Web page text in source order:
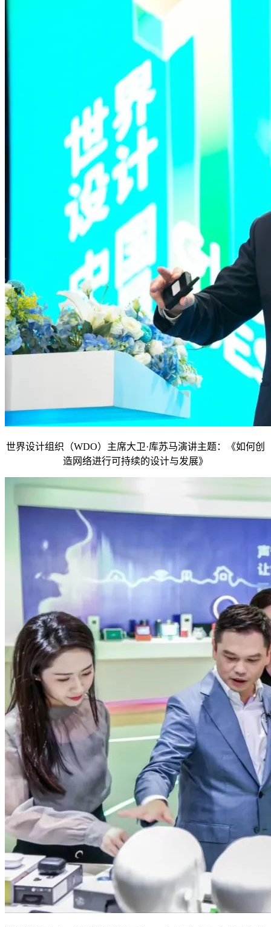
世界设计组织（WDO）主席大卫·库苏马演讲主题：《如何创
造网络进行可持续的设计与发展》